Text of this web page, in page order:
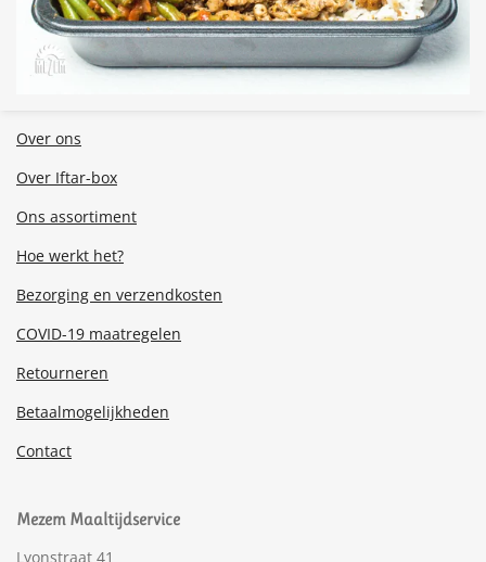
Over ons
Over Iftar-box
Ons assortiment
Hoe werkt het?
Bezorging en verzendkosten
COVID-19 maatregelen
Retourneren
Betaalmogelijkheden
Contact
Mezem Maaltijdservice
Lyonstraat 41